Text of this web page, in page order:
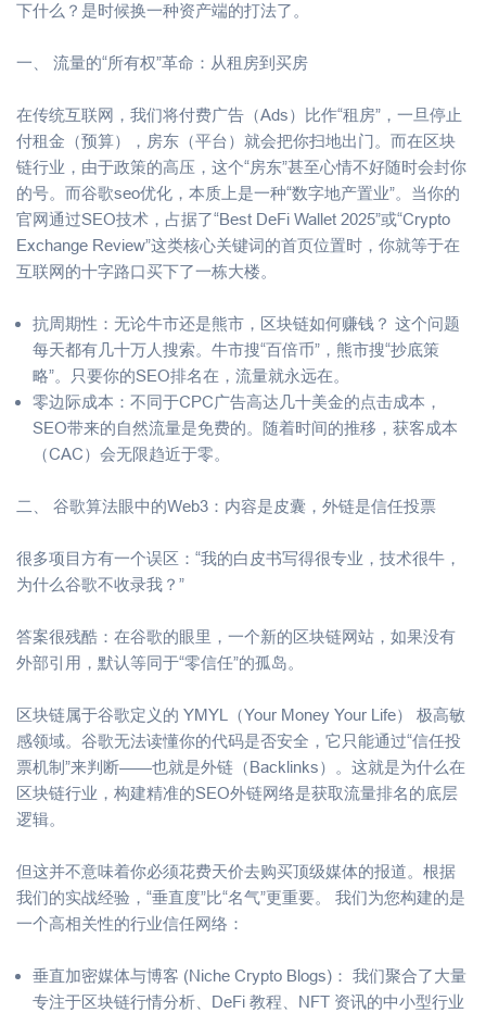
下什么？是时候换一种资产端的打法了。
一、 流量的“所有权”革命：从租房到买房
在传统互联网，我们将付费广告（Ads）比作“租房”，一旦停止
付租金（预算），房东（平台）就会把你扫地出门。而在区块
链行业，由于政策的高压，这个“房东”甚至心情不好随时会封你
的号。而谷歌seo优化，本质上是一种“数字地产置业”。当你的
官网通过SEO技术，占据了“Best DeFi Wallet 2025”或“Crypto
Exchange Review”这类核心关键词的首页位置时，你就等于在
互联网的十字路口买下了一栋大楼。
抗周期性：无论牛市还是熊市，区块链如何赚钱？ 这个问题
每天都有几十万人搜索。牛市搜“百倍币”，熊市搜“抄底策
略”。只要你的SEO排名在，流量就永远在。
零边际成本：不同于CPC广告高达几十美金的点击成本，
SEO带来的自然流量是免费的。随着时间的推移，获客成本
（CAC）会无限趋近于零。
二、 谷歌算法眼中的Web3：内容是皮囊，外链是信任投票
很多项目方有一个误区：“我的白皮书写得很专业，技术很牛，
为什么谷歌不收录我？”
答案很残酷：在谷歌的眼里，一个新的区块链网站，如果没有
外部引用，默认等同于“零信任”的孤岛。
区块链属于谷歌定义的 YMYL（Your Money Your Life） 极高敏
感领域。谷歌无法读懂你的代码是否安全，它只能通过“信任投
票机制”来判断——也就是外链（Backlinks）。这就是为什么在
区块链行业，构建精准的SEO外链网络是获取流量排名的底层
逻辑。
但这并不意味着你必须花费天价去购买顶级媒体的报道。根据
我们的实战经验，“垂直度”比“名气”更重要。 我们为您构建的是
一个高相关性的行业信任网络：
垂直加密媒体与博客 (Niche Crypto Blogs)： 我们聚合了大量
专注于区块链行情分析、DeFi 教程、NFT 资讯的中小型行业